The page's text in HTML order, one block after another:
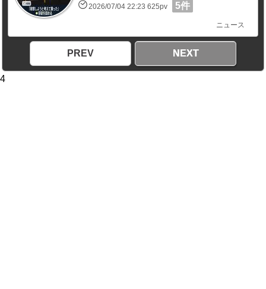
2026/07/04 22:23 625pv 5件
ニュース
PREV NEXT
4